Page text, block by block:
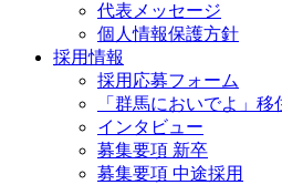
代表メッセージ
個人情報保護方針
採用情報
採用応募フォーム
「群馬においでよ」
インタビュー
募集要項 新卒
募集要項 中途採用